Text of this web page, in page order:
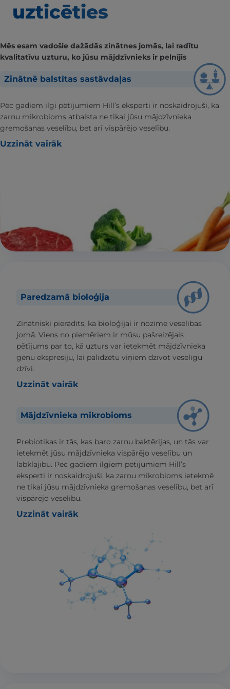
uzticēties
Mēs esam vadošie dažādās zinātnes jomās, lai radītu
kvalitatīvu uzturu, ko jūsu mājdzīvnieks ir pelnījis
Zinātnē balstītas sastāvdaļas
Pēc gadiem ilgi pētījumiem Hill’s eksperti ir noskaidrojuši, ka
zarnu mikrobioms atbalsta ne tikai jūsu mājdzīvnieka
gremošanas veselību, bet arī vispārējo veselību.
Uzzināt vairāk
Paredzamā bioloģija
Zinātniski pierādīts, ka bioloģijai ir nozīme veselības
jomā. Viens no piemēriem ir mūsu pašreizējais
pētījums par to, kā uzturs var ietekmēt mājdzīvnieka
gēnu ekspresiju, lai palīdzētu viņiem dzīvot veselīgu
dzīvi.
Uzzināt vairāk
Mājdzīvnieka mikrobioms
Prebiotikas ir tās, kas baro zarnu baktērijas, un tās var
ietekmēt jūsu mājdzīvnieka vispārējo veselību un
labklājību. Pēc gadiem ilgiem pētījumiem Hill’s
eksperti ir noskaidrojuši, ka zarnu mikrobioms ietekmē
ne tikai jūsu mājdzīvnieka gremošanas veselību, bet arī
vispārējo veselību.
Uzzināt vairāk